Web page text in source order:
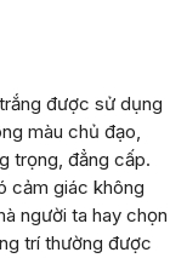
được sử dụng
màu chủ đạo,
trọng, đẳng cấp.
cảm giác không
người ta hay chọn
trí thường được